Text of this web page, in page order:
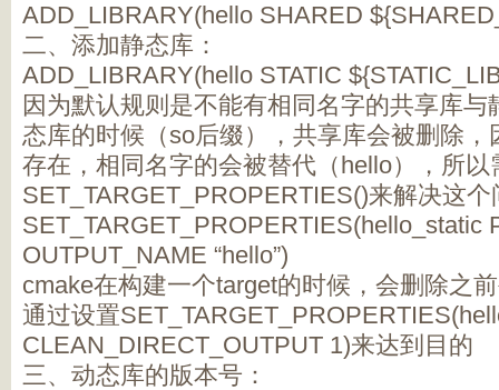
ADD_LIBRARY(hello SHARED
二、添加静态库：
ADD_LIBRARY(hello STATIC
因为默认规则是不能有相同名字的共享库
态库的时候（so后缀），共享库会被删除
存在，相同名字的会被替代（hello），所以
SET_TARGET_PROPERTIES()来解决这
SET_TARGET_PROPERTIES(hello_static
OUTPUT_NAME “hello”)
cmake在构建一个target的时候，会删除之
通过设置
CLEAN_DIRECT_OUTPUT 1)来达到目的
三、动态库的版本号：